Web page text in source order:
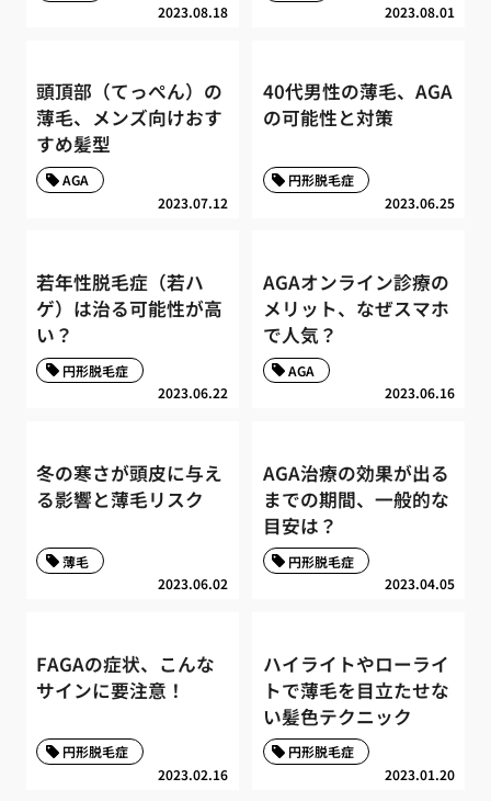
2023.08.18 2023.08.01
頭頂部（てっぺん）の
薄毛、メンズ向けおす
すめ髪型
2023.07.12
AGA
40代男性の薄毛、AGA
の可能性と対策
2023.06.25
円形脱毛症
若年性脱毛症（若ハ
ゲ）は治る可能性が高
い？
2023.06.22
円形脱毛症
AGAオンライン診療の
メリット、なぜスマホ
で人気？
2023.06.16
AGA
冬の寒さが頭皮に与え
る影響と薄毛リスク
2023.06.02
薄毛
AGA治療の効果が出る
までの期間、一般的な
目安は？
2023.04.05
円形脱毛症
FAGAの症状、こんな
サインに要注意！
2023.02.16
円形脱毛症
ハイライトやローライ
トで薄毛を目立たせな
い髪色テクニック
2023.01.20
円形脱毛症